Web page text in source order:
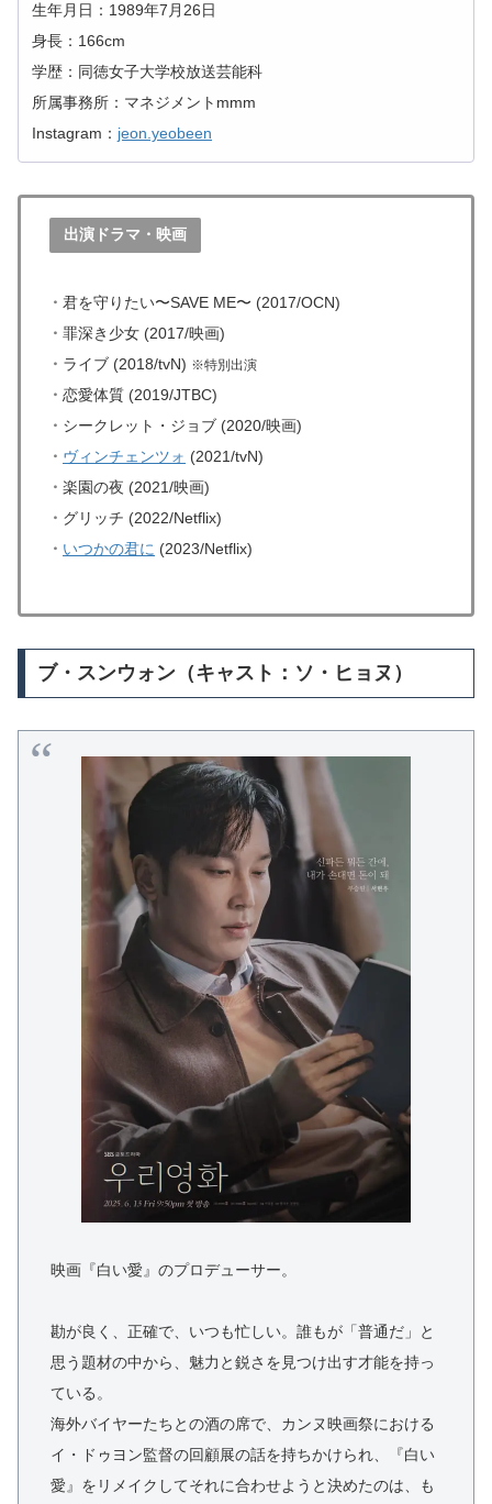
生年月日：1989年7月26日
身長：166cm
学歴：同徳女子大学校放送芸能科
所属事務所：マネジメントmmm
Instagram： jeon.yeobeen
出演ドラマ・映画
・ 君を守りたい〜SAVE ME〜 (2017/OCN)
・ 罪深き少女 (2017/映画)
・ ライブ (2018/tvN) ※特別出演
・ 恋愛体質 (2019/JTBC)
・ シークレット・ジョブ (2020/映画)
・ ヴィンチェンツォ (2021/tvN)
・ 楽園の夜 (2021/映画)
・ グリッチ (2022/Netflix)
・ いつかの君に (2023/Netflix)
ブ・スンウォン（キャスト：ソ・ヒョヌ）
映画『白い愛』のプロデューサー。
勘が良く、正確で、いつも忙しい。誰もが「普通だ」と
思う題材の中から、魅力と鋭さを見つけ出す才能を持っ
ている。
海外バイヤーたちとの酒の席で、カンヌ映画祭における
イ・ドゥヨン監督の回顧展の話を持ちかけられ、『白い
愛』をリメイクしてそれに合わせようと決めたのは、も